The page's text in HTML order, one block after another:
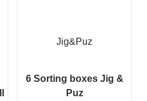
Jig&Puz
6 Sorting boxes Jig &
Puz